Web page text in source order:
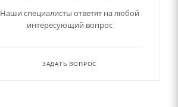
Наши специалисты ответят на любой
интересующий вопрос
ЗАДАТЬ ВОПРОС